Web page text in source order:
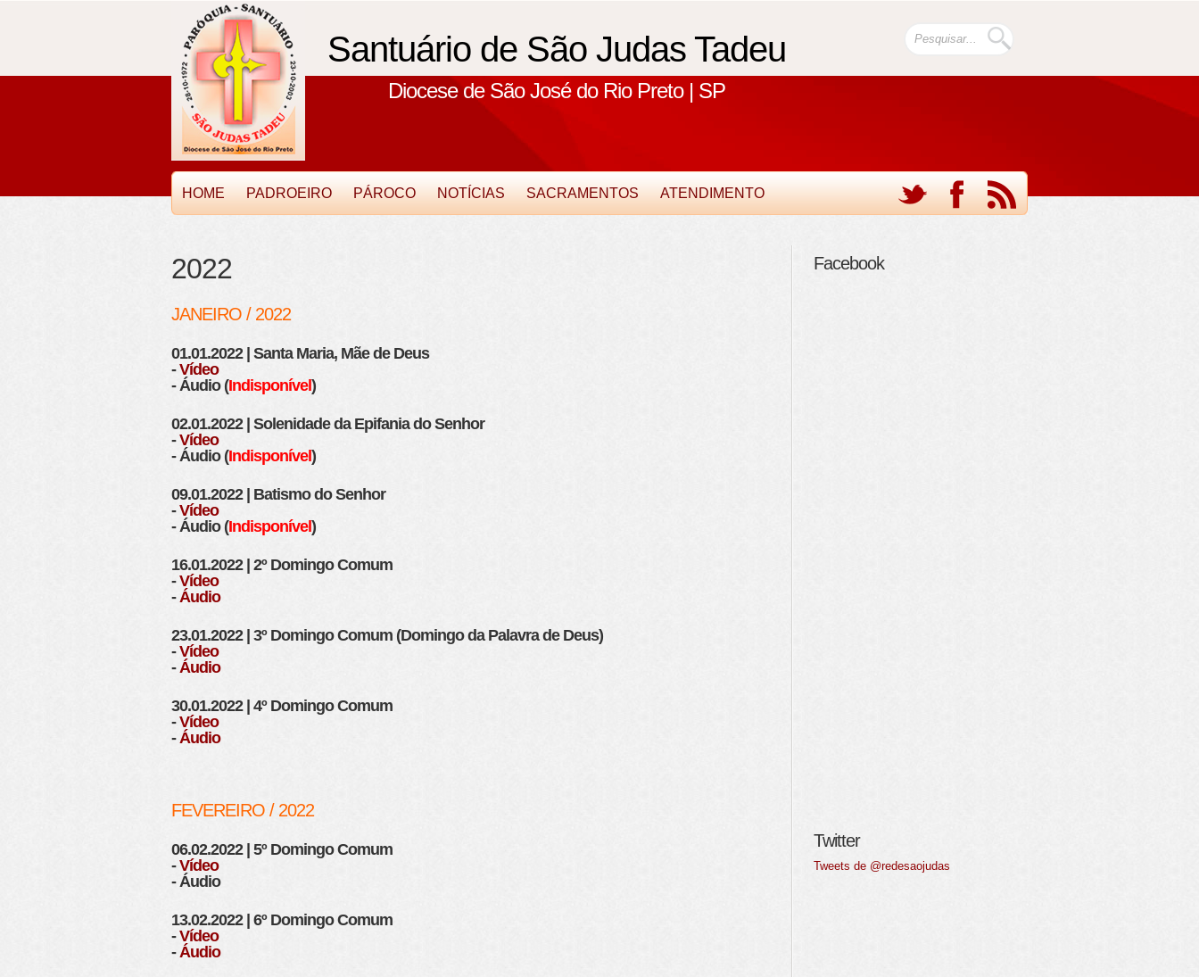
Santuário de São Judas Tadeu
Diocese de São José do Rio Preto | SP
HOME PADROEIRO PÁROCO NOTÍCIAS SACRAMENTOS ATENDIMENTO
2022
JANEIRO / 2022
01.01.2022 | Santa Maria, Mãe de Deus
-Vídeo
- Áudio (Indisponível)
02.01.2022 | Solenidade da Epifania do Senhor
-Vídeo
- Áudio (Indisponível)
09.01.2022 | Batismo do Senhor
-Vídeo
- Áudio (Indisponível)
16.01.2022 | 2º Domingo Comum
-Vídeo
-Áudio
23.01.2022 | 3º Domingo Comum (Domingo da Palavra de Deus)
-Vídeo
-Áudio
30.01.2022 | 4º Domingo Comum
-Vídeo
-Áudio
FEVEREIRO / 2022
06.02.2022 | 5º Domingo Comum
-Vídeo
- Áudio
13.02.2022 | 6º Domingo Comum
-Vídeo
- Áudio
Facebook
Twitter
Tweets de @redesaojudas